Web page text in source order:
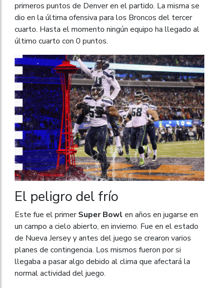
primeros puntos de Denver en el partido. La misma se
dio en la última ofensiva para los Broncos del tercer
cuarto. Hasta el momento ningún equipo ha llegado al
último cuarto con 0 puntos.
El peligro del frío
Este fue el primerSuper Bowl en años en jugarse en
un campo a cielo abierto, en invierno. Fue en el estado
de Nueva Jersey y antes del juego se crearon varios
planes de contingencia. Los mismos fueron por si
llegaba a pasar algo debido al clima que afectará la
normal actividad del juego.